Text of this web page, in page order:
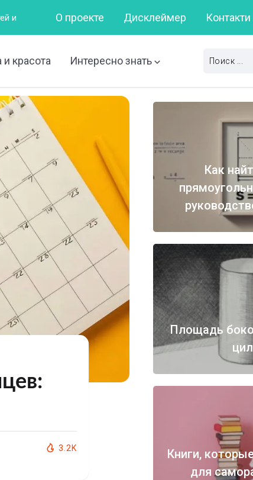
Горизонтально – это как? Что такое
О проекте Дисклеймер Контакти
красота Интересно знать
3.2K
Как
Площадь
Книги,
для